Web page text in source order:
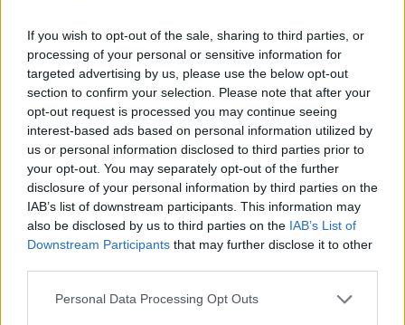
If you wish to opt-out of the sale, sharing to third parties, or
processing of your personal or sensitive information for
targeted advertising by us, please use the below opt-out
section to confirm your selection. Please note that after your
opt-out request is processed you may continue seeing
interest-based ads based on personal information utilized by
us or personal information disclosed to third parties prior to
your opt-out. You may separately opt-out of the further
disclosure of your personal information by third parties on the
IAB’s list of downstream participants. This information may
also be disclosed by us to third parties on the IAB’s List of
Downstream Participants that may further disclose it to other
Personal Data Processing Opt Outs
Απόψεις
Η κ. Καρυστιανού πρέπει…
12 Ιανουαρίου 2026 07:28